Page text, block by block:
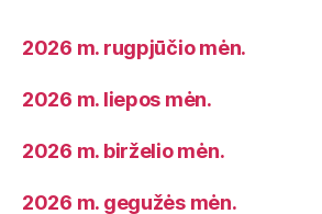
2026 m. rugpjūčio mėn.
2026 m. liepos mėn.
2026 m. birželio mėn.
2026 m. gegužės mėn.